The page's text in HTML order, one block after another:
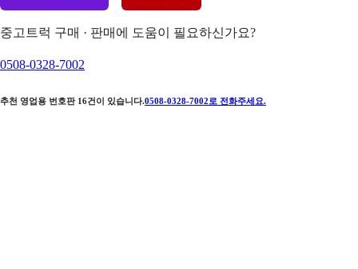
중고트럭 구매 · 판매에 도움이 필요하신가요?
0508-0328-7002
추천 영업용 번호판 16건이 있습니다.0508-0328-7002 로 전화주세요.